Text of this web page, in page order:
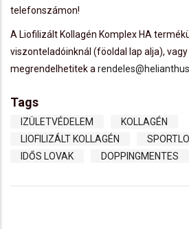
telefonszámon!
A Liofilizált Kollagén Komplex HA
viszonteladóinknál (föoldal lap alja),
megrendelhetitek a
Tags
IZÜLETVÉDELEM
KOLLAGÉN
LIOFILIZÁLT KOLLAGÉN
IDŐS LOVAK
DOPPINGMENTES